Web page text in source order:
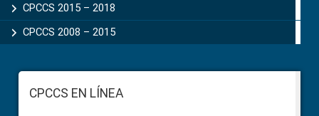
CPCCS 2015 – 2018
CPCCS 2008 – 2015
FooterCPCCS EN LÍNEA